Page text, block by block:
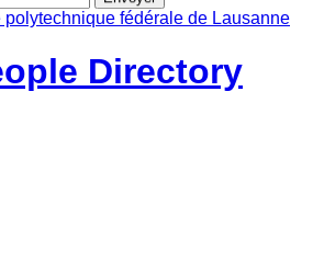
Directory